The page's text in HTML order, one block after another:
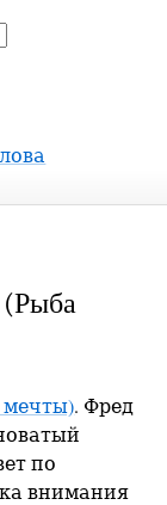
(Рыба
мечты). Фред
по
внимания